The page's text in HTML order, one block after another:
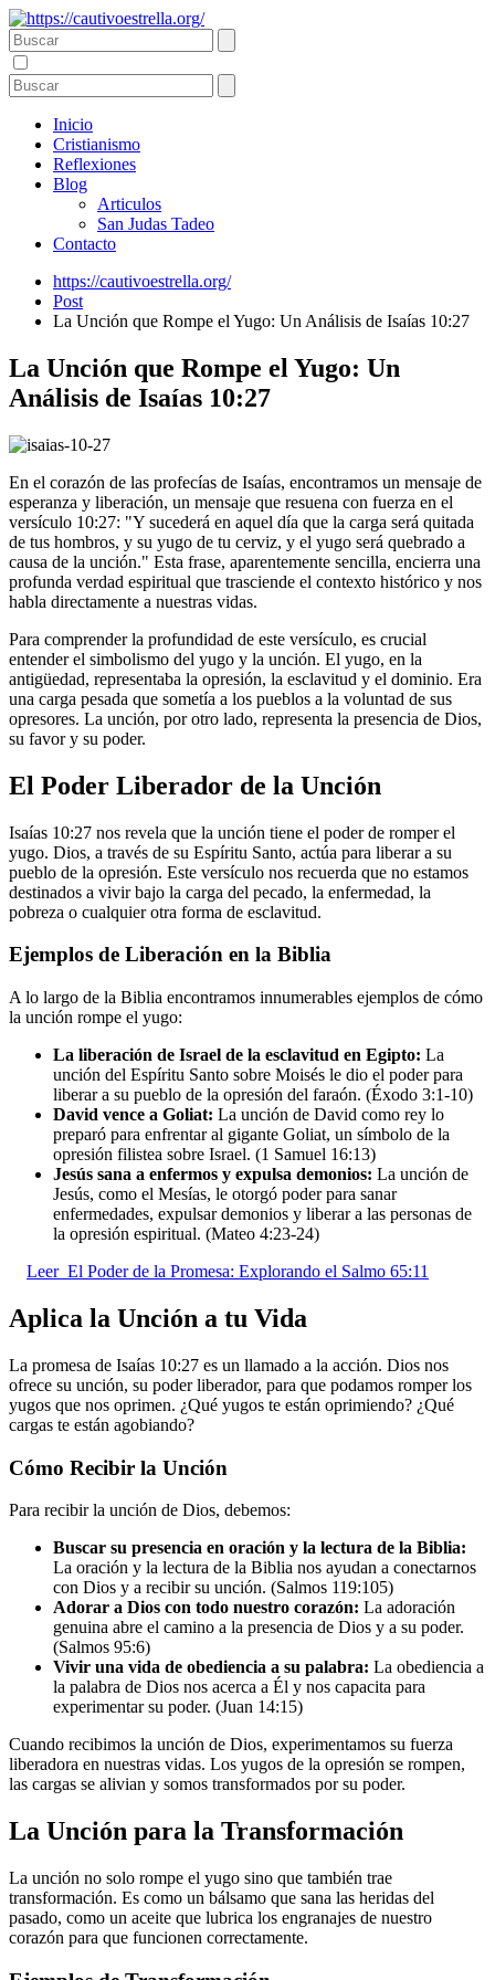
Inicio
Cristianismo
Reflexiones
Blog
Articulos
San Judas Tadeo
Contacto
https://cautivoestrella.org/
Post
La Unción que Rompe el Yugo: Un Análisis de Isaías 10:27
La Unción que Rompe el Yugo: Un
Análisis de Isaías 10:27
En el corazón de las profecías de Isaías, encontramos un mensaje de
esperanza y liberación, un mensaje que resuena con fuerza en el
versículo 10:27: "Y sucederá en aquel día que la carga será quitada
de tus hombros, y su yugo de tu cerviz, y el yugo será quebrado a
causa de la unción." Esta frase, aparentemente sencilla, encierra una
profunda verdad espiritual que trasciende el contexto histórico y nos
habla directamente a nuestras vidas.
Para comprender la profundidad de este versículo, es crucial
entender el simbolismo del yugo y la unción. El yugo, en la
antigüedad, representaba la opresión, la esclavitud y el dominio. Era
una carga pesada que sometía a los pueblos a la voluntad de sus
opresores. La unción, por otro lado, representa la presencia de Dios,
su favor y su poder.
El Poder Liberador de la Unción
Isaías 10:27 nos revela que la unción tiene el poder de romper el
yugo. Dios, a través de su Espíritu Santo, actúa para liberar a su
pueblo de la opresión. Este versículo nos recuerda que no estamos
destinados a vivir bajo la carga del pecado, la enfermedad, la
pobreza o cualquier otra forma de esclavitud.
Ejemplos de Liberación en la Biblia
A lo largo de la Biblia encontramos innumerables ejemplos de cómo
la unción rompe el yugo:
La liberación de Israel de la esclavitud en Egipto: La
unción del Espíritu Santo sobre Moisés le dio el poder para
liberar a su pueblo de la opresión del faraón. (Éxodo 3:1-10)
David vence a Goliat: La unción de David como rey lo
preparó para enfrentar al gigante Goliat, un símbolo de la
opresión filistea sobre Israel. (1 Samuel 16:13)
Jesús sana a enfermos y expulsa demonios: La unción de
Jesús, como el Mesías, le otorgó poder para sanar
enfermedades, expulsar demonios y liberar a las personas de
la opresión espiritual. (Mateo 4:23-24)
Leer El Poder de la Promesa: Explorando el Salmo 65:11
Aplica la Unción a tu Vida
La promesa de Isaías 10:27 es un llamado a la acción. Dios nos
ofrece su unción, su poder liberador, para que podamos romper los
yugos que nos oprimen. ¿Qué yugos te están oprimiendo? ¿Qué
cargas te están agobiando?
Cómo Recibir la Unción
Para recibir la unción de Dios, debemos:
Buscar su presencia en oración y la lectura de la Biblia:
La oración y la lectura de la Biblia nos ayudan a conectarnos
con Dios y a recibir su unción. (Salmos 119:105)
Adorar a Dios con todo nuestro corazón: La adoración
genuina abre el camino a la presencia de Dios y a su poder.
(Salmos 95:6)
Vivir una vida de obediencia a su palabra: La obediencia a
la palabra de Dios nos acerca a Él y nos capacita para
experimentar su poder. (Juan 14:15)
Cuando recibimos la unción de Dios, experimentamos su fuerza
liberadora en nuestras vidas. Los yugos de la opresión se rompen,
las cargas se alivian y somos transformados por su poder.
La Unción para la Transformación
La unción no solo rompe el yugo sino que también trae
transformación. Es como un bálsamo que sana las heridas del
pasado, como un aceite que lubrica los engranajes de nuestro
corazón para que funcionen correctamente.